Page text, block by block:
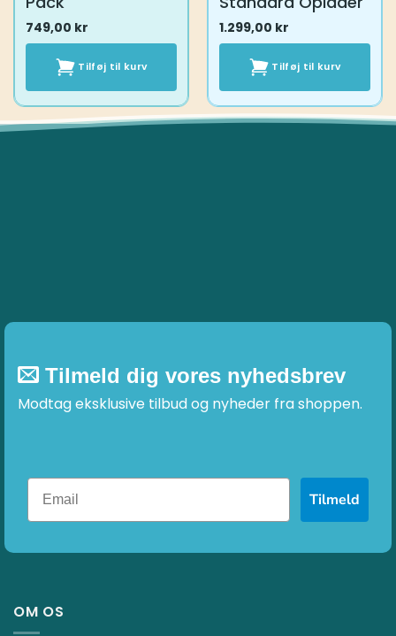
749,00 kr
Tilføj til kurv
1.299,00 kr
Tilføj til kurv
Tilmeld dig vores nyhedsbrev
Modtag eksklusive tilbud og nyheder fra shoppen.
Tilmeld
OM OS